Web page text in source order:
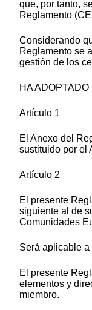
que, por tanto,
Reglamento
Considerando
Reglamento se
gestión de los
HA
Artículo 1
El Anexo del
sustituido por el
Artículo 2
El presente
siguiente al de
Comunidades
Será aplicable
El presente
elementos y
miembro.